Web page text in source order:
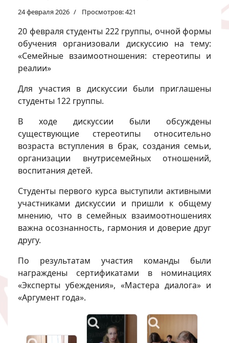
24 февраля 2026 Просмотров: 421
20 февраля студенты 222 группы, очной формы
обучения организовали дискуссию на тему:
«Семейные взаимоотношения: стереотипы и
реалии»
Для участия в дискуссии были приглашены
студенты 122 группы.
В ходе дискуссии были обсуждены
существующие стереотипы относительно
возраста вступления в брак, создания семьи,
организации внутрисемейных отношений,
воспитания детей.
Студенты первого курса выступили активными
участниками дискуссии и пришли к общему
мнению, что в семейных взаимоотношениях
важна осознанность, гармония и доверие друг
другу.
По результатам участия команды были
награждены сертификатами в номинациях
«Эксперты убеждения», «Мастера диалога» и
«Аргумент года».